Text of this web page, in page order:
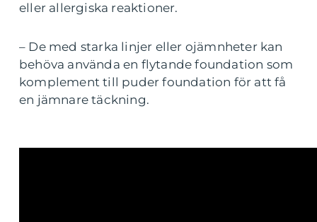
eller allergiska reaktioner.
– De med starka linjer eller ojämnheter kan
behöva använda en flytande foundation som
komplement till puder foundation för att få
en jämnare täckning.